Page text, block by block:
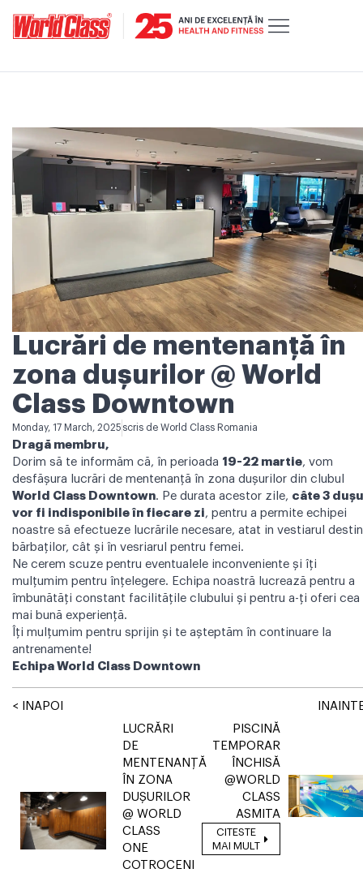
Lucrări de mentenanță în
zona dușurilor @ World
Class Downtown
Monday, 17 March, 2025 scris de World Class Romania
Dragă membru,
Dorim să te informăm că, în perioada 19-22 martie, vom
desfășura lucrări de mentenanță în zona dușurilor din clubul
World Class Downtown. Pe durata acestor zile, câte 3
vor fi indisponibile în fiecare zi, pentru a permite echipei
noastre să efectueze lucrările necesare, atat in vestiarul
bărbaților, cât și în vesriarul pentru femei.
Ne cerem scuze pentru eventualele inconveniente și îți
mulțumim pentru înțelegere. Echipa noastră lucrează pentru a
îmbunătăți constant facilitățile clubului și pentru a-ți oferi cea
mai bună experiență.
Îți mulțumim pentru sprijin și te așteptăm în continuare la
antrenamente!
Echipa World Class Downtown
< INAPOI
LUCRĂRI
DE
MENTENANȚĂ
ÎN ZONA
DUȘURILOR
@ WORLD
CLASS
ONE
COTROCENI
PISCINĂ
TEMPORAR
ÎNCHISĂ
@WORLD
CLASS
ASMITA
CITESTE
MAI MULT